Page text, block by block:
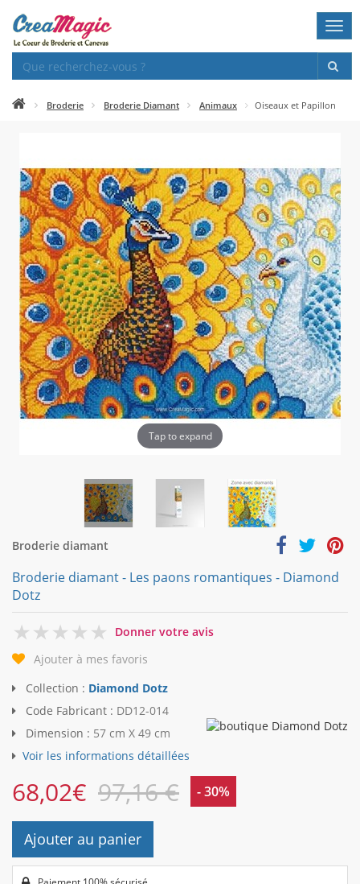
Broderie Broderie Diamant Animaux Oiseaux et Papillon
Tap to expand
Broderie diamant
Broderie diamant - Les paons romantiques - Diamond
Dotz
0
Donner votre avis
Ajouter à mes favoris
Collection : Diamond Dotz
Code Fabricant : DD12-014
Dimension : 57 cm X 49 cm
Voir les informations détaillées
68,02€ 97,16 € - 30%
Ajouter au panier